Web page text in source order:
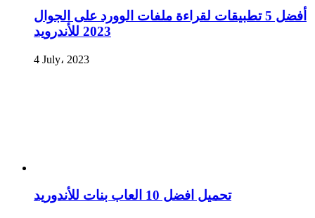
أفضل 5 تطبيقات لقراءة ملفات الوورد على الجوال
2023 للأندرويد
4 July، 2023
تحميل افضل 10 العاب بنات للأندوريد